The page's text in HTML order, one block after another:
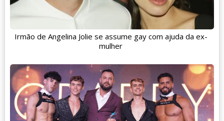
Irmão de Angelina Jolie se assume gay com ajuda da ex-
mulher